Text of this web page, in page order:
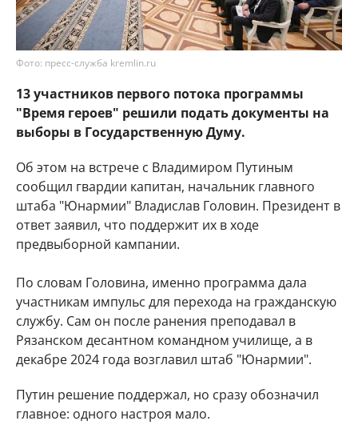
Фото: пресс-служба kremlin.ru
13 участников первого потока программы
"Время героев" решили подать документы на
выборы в Государственную Думу.
Об этом на встрече с Владимиром Путиным
сообщил гвардии капитан, начальник главного
штаба "Юнармии" Владислав Головин. Президент в
ответ заявил, что поддержит их в ходе
предвыборной кампании.
По словам Головина, именно программа дала
участникам импульс для перехода на гражданскую
службу. Сам он после ранения преподавал в
Рязанском десантном командном училище, а в
декабре 2024 года возглавил штаб "Юнармии".
Путин решение поддержал, но сразу обозначил
главное: одного настроя мало.